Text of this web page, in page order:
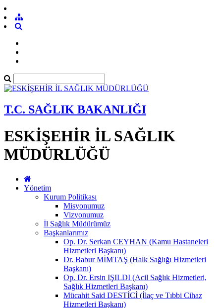
T.C. SAĞLIK BAKANLIĞI
ESKİŞEHİR İL SAĞLIK
MÜDÜRLÜĞÜ
Yönetim
Kurum Politikası
Misyonumuz
Vizyonumuz
İl Sağlık Müdürümüz
Başkanlarımız
Op. Dr. Serkan CEYHAN (Kamu Hastaneleri
Hizmetleri Başkanı)
Dr. Babur MİMTAŞ (Halk Sağlığı Hizmetleri
Başkanı)
Op. Dr. Ersin IŞILDI (Acil Sağlık Hizmetleri,
Sağlık Hizmetleri Başkanı)
Mücahit Said DESTİCİ (İlaç ve Tıbbi Cihaz
Hizmetleri Başkanı)